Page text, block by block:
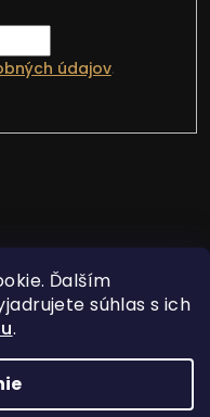
Ďalším
súhlas s ich
.
údajov.